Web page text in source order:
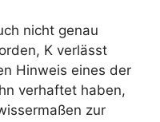
nicht genau
K verlässt
Hinweis eines der
verhaftet haben,
zur